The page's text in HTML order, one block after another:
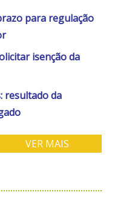
para regulação
isenção da
resultado da
VER MAIS